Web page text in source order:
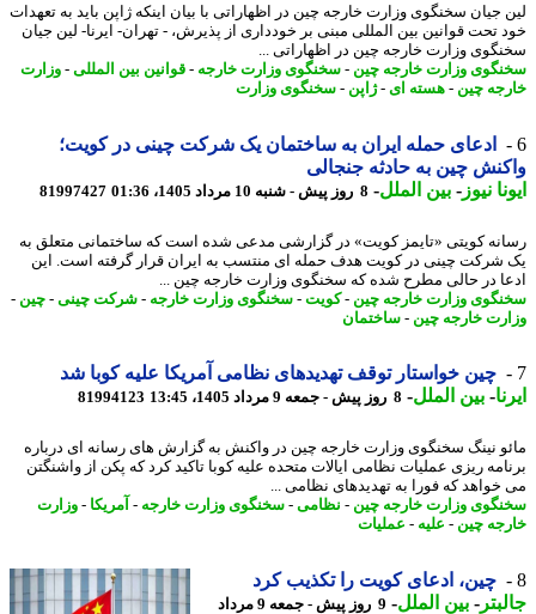
جیان سخنگوی وزارت خارجه چین در اظهاراتی با بیان اینکه ژاپن باید به تعهدات
تحت قوانین بین المللی مبنی بر خودداری از پذیرش، - تهران- ایرنا- لین جیان
وزارت خارجه چین در اظهاراتی ...
وزارت خارجه چین -سخنگوی وزارت خارجه-قوانین بین المللی-وزارت
چین -هسته ای- ژاپن- سخنگوی وزارت
ادعای حمله ایران به ساختمان یک شرکت چینی در کویت؛
چین به حادثه جنجالی
نیوز-بین الملل-8 روز پیش - شنبه 10 مرداد 1405، 01:36 81997427
کویتی «تایمز کویت» در گزارشی مدعی شده است که ساختمانی متعلق به
چینی در کویت هدف حمله ای منتسب به ایران قرار گرفته است. این
در حالی مطرح شده که سخنگوی وزارت خارجه چین ...
وزارت خارجه چین -کویت-سخنگوی وزارت خارجه-شرکت چینی-چین -
خارجه چین -ساختمان
چین خواستار توقف تهدیدهای نظامی آمریکا علیه کوبا شد
-بین الملل-8 روز پیش - جمعه 9 مرداد 1405، 13:45 81994123
نینگ سخنگوی وزارت خارجه چین در واکنش به گزارش های رسانه ای درباره
ریزی عملیات نظامی ایالات متحده علیه کوبا تاکید کرد که پکن از واشنگتن
که فورا به تهدیدهای نظامی ...
وزارت خارجه چین -نظامی-سخنگوی وزارت خارجه-آمریکا- وزارت
چین -علیه -عملیات
چین، ادعای کویت را تکذیب کرد
-بین الملل-
9 روز پیش - جمعه 9 مرداد